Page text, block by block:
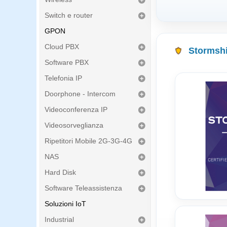
Switch e router
GPON
Cloud PBX
Software PBX
Telefonia IP
Doorphone - Intercom
Videoconferenza IP
Videosorveglianza
Ripetitori Mobile 2G-3G-4G
NAS
Hard Disk
Software Teleassistenza
Soluzioni IoT
Industrial